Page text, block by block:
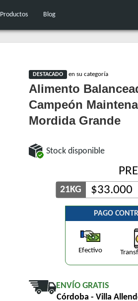
Productos Blog
DESTACADO en su categoría
Alimento
Campeón
Mordida Grande
Stock disponible
21KG $33.000
PAGO
Efectivo
ENVÍO GRATIS
Córdoba - Villa